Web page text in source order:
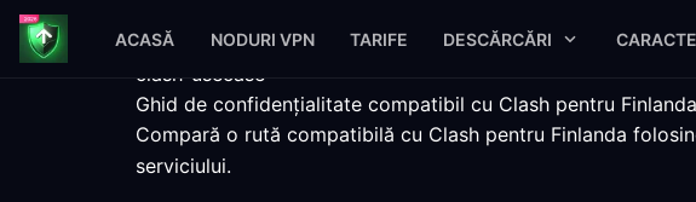
ACASĂ NODURI VPN TARIFE DESCĂRCĂRI
clash-usecase
Ghid de confidențialitate compatibil cu Clash pentru Finlanda
Compară o rută compatibilă cu Clash pentru Finlanda
serviciului.